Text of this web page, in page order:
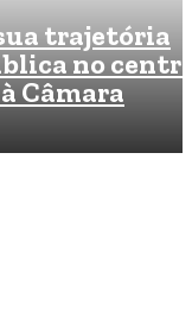
trajetória
no
Câmara